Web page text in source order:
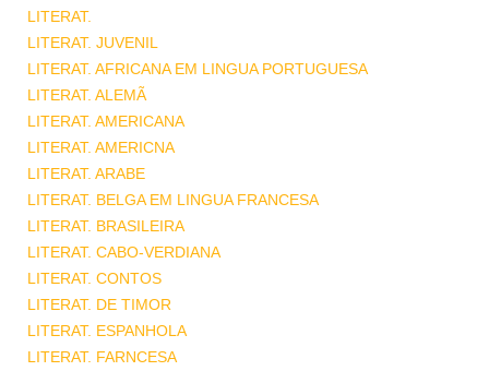
LITERAT.
LITERAT. JUVENIL
LITERAT. AFRICANA EM LINGUA PORTUGUESA
LITERAT. ALEMÃ
LITERAT. AMERICANA
LITERAT. AMERICNA
LITERAT. ARABE
LITERAT. BELGA EM LINGUA FRANCESA
LITERAT. BRASILEIRA
LITERAT. CABO-VERDIANA
LITERAT. CONTOS
LITERAT. DE TIMOR
LITERAT. ESPANHOLA
LITERAT. FARNCESA